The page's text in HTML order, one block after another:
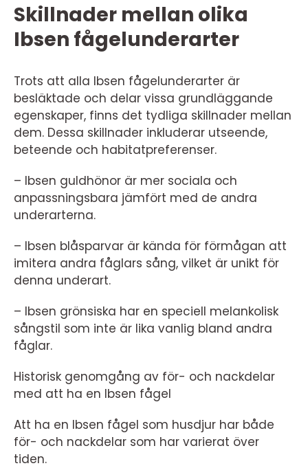
Skillnader mellan olika
Ibsen fågelunderarter
Trots att alla Ibsen fågelunderarter är
besläktade och delar vissa grundläggande
egenskaper, finns det tydliga skillnader mellan
dem. Dessa skillnader inkluderar utseende,
beteende och habitatpreferenser.
– Ibsen guldhönor är mer sociala och
anpassningsbara jämfört med de andra
underarterna.
– Ibsen blåsparvar är kända för förmågan att
imitera andra fåglars sång, vilket är unikt för
denna underart.
– Ibsen grönsiska har en speciell melankolisk
sångstil som inte är lika vanlig bland andra
fåglar.
Historisk genomgång av för- och nackdelar
med att ha en Ibsen fågel
Att ha en Ibsen fågel som husdjur har både
för- och nackdelar som har varierat över
tiden.